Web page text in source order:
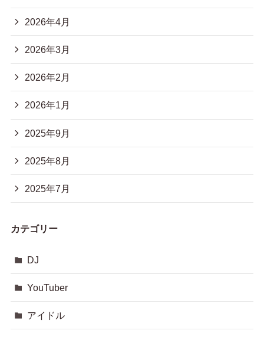
2026年4月
2026年3月
2026年2月
2026年1月
2025年9月
2025年8月
2025年7月
カテゴリー
DJ
YouTuber
アイドル